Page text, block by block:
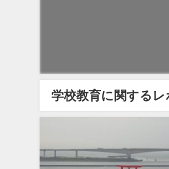
学校教育に関する